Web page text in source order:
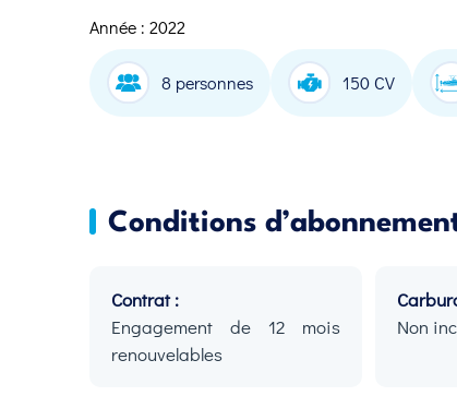
Année : 2022
8 personnes 150 CV
Conditions
Contrat :
Engagement de 12 mois
renouvelables
Non